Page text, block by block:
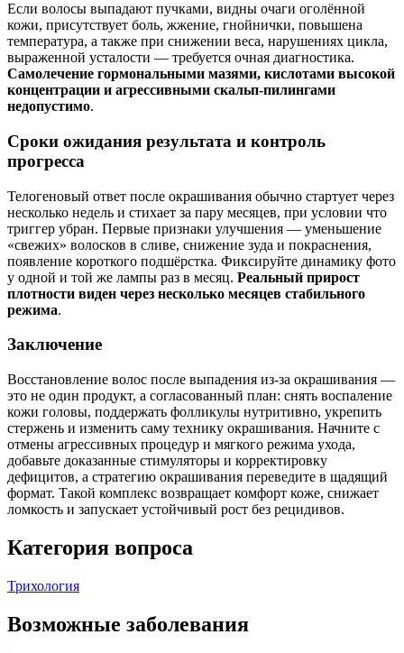
Если волосы выпадают пучками, видны очаги оголённой
кожи, присутствует боль, жжение, гнойнички, повышена
температура, а также при снижении веса, нарушениях цикла,
выраженной усталости — требуется очная диагностика.
Самолечение гормональными мазями, кислотами высокой
концентрации и агрессивными скальп‑пилингами
недопустимо.
Сроки ожидания результата и контроль
прогресса
Телогеновый ответ после окрашивания обычно стартует через
несколько недель и стихает за пару месяцев, при условии что
триггер убран. Первые признаки улучшения — уменьшение
«свежих» волосков в сливе, снижение зуда и покраснения,
появление короткого подшёрстка. Фиксируйте динамику фото
у одной и той же лампы раз в месяц. Реальный прирост
плотности виден через несколько месяцев стабильного
режима.
Заключение
Восстановление волос после выпадения из‑за окрашивания —
это не один продукт, а согласованный план: снять воспаление
кожи головы, поддержать фолликулы нутритивно, укрепить
стержень и изменить саму технику окрашивания. Начните с
отмены агрессивных процедур и мягкого режима ухода,
добавьте доказанные стимуляторы и корректировку
дефицитов, а стратегию окрашивания переведите в щадящий
формат. Такой комплекс возвращает комфорт коже, снижает
ломкость и запускает устойчивый рост без рецидивов.
Категория вопроса
Трихология
Возможные заболевания